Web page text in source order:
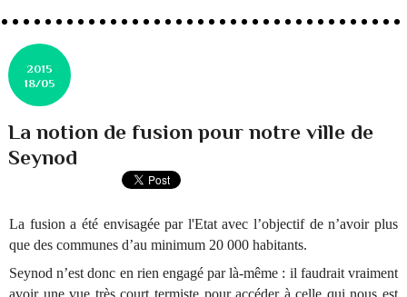
2015
18/05
La notion de fusion pour notre ville de
Seynod
La fusion a été envisagée par l'Etat avec l’objectif de n’avoir plus
que des communes d’au minimum 20 000 habitants.
Seynod n’est donc en rien engagé par là-même : il faudrait vraiment
avoir une vue très court termiste pour accéder à celle qui nous est